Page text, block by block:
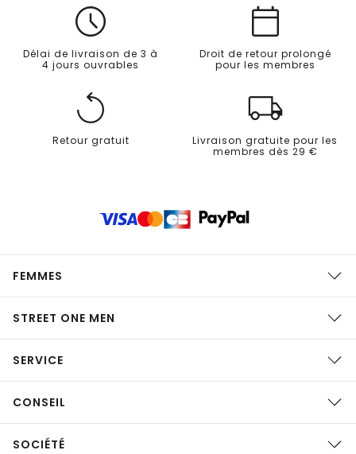
Délai de livraison de 3 à
4 jours ouvrables
Droit de retour prolongé
pour les membres
Retour gratuit
Livraison gratuite pour les
membres dès 29 €
FEMMES
STREET ONE MEN
SERVICE
CONSEIL
SOCIÉTÉ